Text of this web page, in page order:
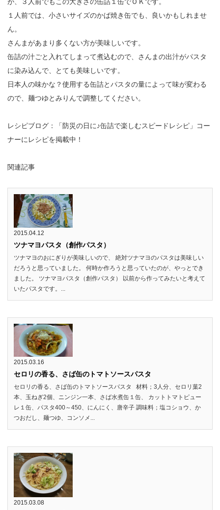
が、３人前でもこの大きさの缶詰１缶でＯＫです。
１人前では、小さいサイズのかば焼き缶でも、良いかもしれませ
ん。
さんまがあまり多くない方が美味しいです。
缶詰の汁ごと入れてしまって煮込むので、さんまの出汁がパスタ
に染み込んで、とても美味しいです。
日本人の味かな？使用する缶詰とパスタの量によって味が変わる
ので、麺つゆとみりんで調整してください。
レシピブログ：
「防災の日に♪缶詰で楽しむスピードレシピ」コー
ナーにレシピを掲載中！
関連記事
2015.04.12
ツナマヨパスタ（創作パスタ）
ツナマヨのおにぎりが美味しいので、 絶対ツナマヨのパスタは美味しい
だろうと思っていました。 何時か作ろうと思っていたのが、やっとでき
ました。 ツナマヨパスタ（創作パスタ） 以前から作ってみたいと考えて
いたパスタです。...
2015.03.16
セロリの香る、さば缶のトマトソースパスタ
セロリの香る、さば缶のトマトソースパスタ 材料；3人分、セロリ葉2
本、玉ねぎ2個、ニンジン一本、さば水煮缶１缶、 カットトマトピュー
レ１缶、パスタ400～450、にんにく、唐辛子 調味料；塩コショウ、か
つおだし、麺つゆ、コンソメ...
2015.03.08